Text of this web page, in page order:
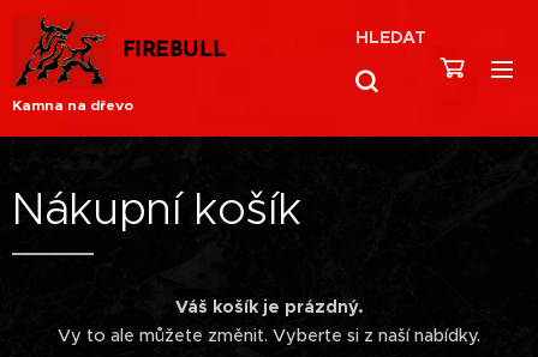
FIREBULL
Kamna na dřevo
HLEDAT
Nákupní košík
Váš košík je prázdný.
Vy to ale můžete změnit. Vyberte si z naší nabídky.